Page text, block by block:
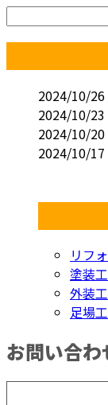
2024/10/26
2024/10/23
2024/10/20
2024/10/17
リフ
塗装
外装
足場
お問い合わ